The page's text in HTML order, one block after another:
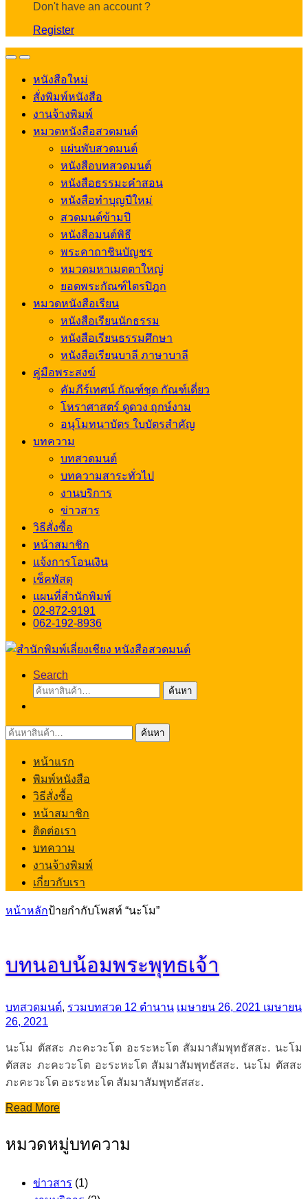
Don't have an account ?
Register
OpenClose
หนังสือใหม่
สั่งพิมพ์หนังสือ
งานจ้างพิมพ์
หมวดหนังสือสวดมนต์
แผ่นพับสวดมนต์
หนังสือบทสวดมนต์
หนังสือธรรมะคำสอน
หนังสือทำบุญปีใหม่
สวดมนต์ข้ามปี
หนังสือมนต์พิธี
พระคาถาชินบัญชร
หมวดมหาเมตตาใหญ่
ยอดพระกัณฑ์ไตรปิฎก
หมวดหนังสือเรียน
หนังสือเรียนนักธรรม
หนังสือเรียนธรรมศึกษา
หนังสือเรียนบาลี ภาษาบาลี
คู่มือพระสงฆ์
คัมภีร์เทศน์ กัณฑ์ชุด กัณฑ์เดี่ยว
โหราศาสตร์ ดูดวง ฤกษ์งาม
อนุโมทนาบัตร ใบบัตรสำคัญ
บทความ
บทสวดมนต์
บทความสาระทั่วไป
งานบริการ
ข่าวสาร
วิธีสั่งซื้อ
หน้าสมาชิก
แจ้งการโอนเงิน
เช็คพัสดุ
แผนที่สำนักพิมพ์
02-872-9191
062-192-8936
Search
ค้นหา:
ค้นหา
ค้นหา: ค้นหา
หน้าแรก
พิมพ์หนังสือ
วิธีสั่งซื้อ
หน้าสมาชิก
ติดต่อเรา
บทความ
งานจ้างพิมพ์
เกี่ยวกับเรา
หน้าหลักป้ายกำกับโพสท์ “นะโม”
บทนอบน้อมพระพุทธเจ้า
บทสวดมนต์, รวมบทสวด 12 ตำนาน เมษายน 26, 2021 เมษายน
26, 2021
นะโม ตัสสะ ภะคะวะโต อะระหะโต สัมมาสัมพุทธัสสะ. นะโม
ตัสสะ ภะคะวะโต อะระหะโต สัมมาสัมพุทธัสสะ. นะโม ตัสสะ
ภะคะวะโต อะระหะโต สัมมาสัมพุทธัสสะ.
Read More
หมวดหมู่บทความ
ข่าวสาร (1)